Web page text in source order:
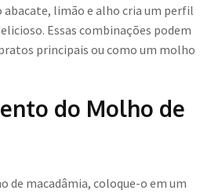
limão e alho cria um perfil
Essas combinações podem
principais ou como um molho
do Molho de
de macadâmia, coloque-o em um